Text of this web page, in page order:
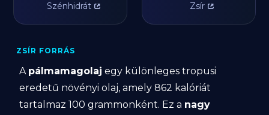
Szénhidrát Zsír
ZSÍR FORRÁS
A pálmamagolaj egy különleges tropusi
eredetű növényi olaj, amely 862 kalóriát
tartalmaz 100 grammonként. Ez a nagy